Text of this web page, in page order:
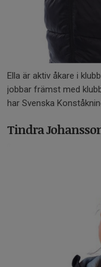
Ella är aktiv åkare i
jobbar främst med
har Svenska
Tindra